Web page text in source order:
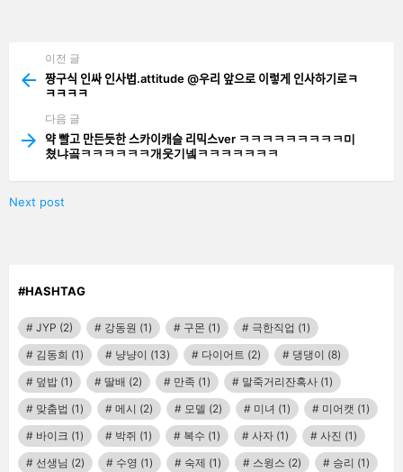
more
이전 글
짱구식 인싸 인사법.attitude @우리 앞으로 이렇게 인사하기로ㅋ
ㅋㅋㅋㅋ
다음 글
약 빨고 만든듯한 스카이캐슬 리믹스ver ㅋㅋㅋㅋㅋㅋㅋㅋㅋ미
쳤냐곸ㅋㅋㅋㅋㅋㅋ개웃기넼ㅋㅋㅋㅋㅋㅋㅋ
Next post
#HASHTAG
JYP (2) 강동원 (1) 구몬 (1) 극한직업 (1)
김동희 (1) 냥냥이 (13) 다이어트 (2) 댕댕이 (8)
덮밥 (1) 딸배 (2) 만족 (1) 말죽거리잔혹사 (1)
맞춤법 (1) 메시 (2) 모델 (2) 미녀 (1) 미어캣 (1)
바이크 (1) 박쥐 (1) 복수 (1) 사자 (1) 사진 (1)
선생님 (2) 수영 (1) 숙제 (1) 스윙스 (2) 승리 (1)